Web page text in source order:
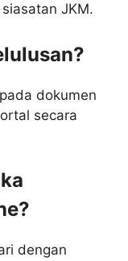
JKM.
dokumen
secara
dengan